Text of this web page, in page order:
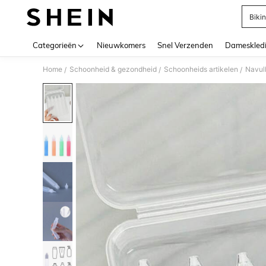
Categorieën Nieuwkomers Snel Verzenden
Home / Schoonheid & gezondheid / Schoonheids artikelen /